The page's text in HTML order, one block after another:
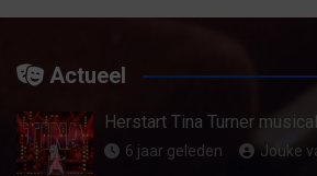
categorie
Actueel
Herstart Tina Turner
6 jaar geleden Jouke